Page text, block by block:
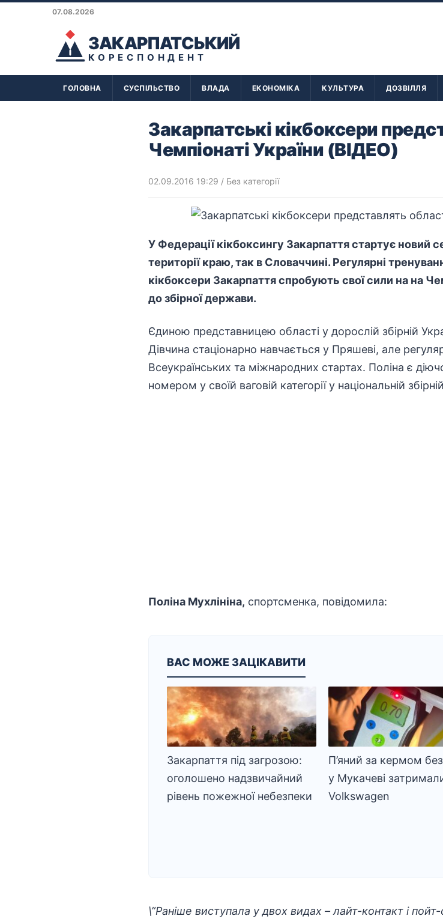
07.08.2026
ЗАКАРПАТСЬКИЙ
КОРЕСПОНДЕНТ
ГОЛОВНА СУСПІЛЬСТВО ВЛАДА ЕКОНОМІКА КУЛЬТУРА ДОЗВІЛЛЯ
Закарпатські кікбоксери
Чемпіонаті України (ВІДЕО)
02.09.2016 19:29 / Без категорії
У Федерації кікбоксингу Закарпаття стартує новий
території краю, так в Словаччині. Регулярні
кікбоксери Закарпаття спробують свої сили на на
до збірної держави.
Єдиною представницею області у дорослій збірній
Дівчина стаціонарно навчається у Пряшеві, але
Всеукраїнських та міжнародних стартах. Поліна є
номером у своїй ваговій категорії у національній
Поліна Мухлініна, спортсменка, повідомила:
ВАС МОЖЕ ЗАЦІКАВИТИ
Закарпаття під загрозою:
оголошено надзвичайний
рівень пожежної небезпеки
П’яний за кермом
у Мукачеві
Volkswagen
\”Раніше виступала у двох видах – лайт-контакт і